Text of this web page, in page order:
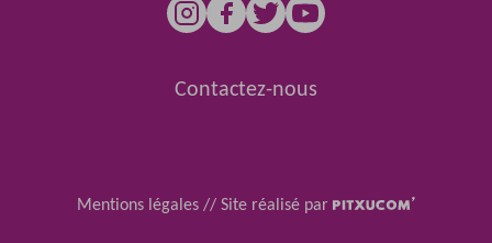
Contactez-nous
Mentions légales //Site réalisé par